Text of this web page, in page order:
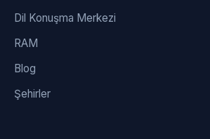
Dil Konuşma Merkezi
RAM
Blog
Şehirler